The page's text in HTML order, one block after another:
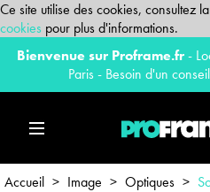
Ce site utilise des cookies, consultez la
cookies pour plus d'informations.
Bienvenue sur Proframe.fr-
Paris - Besoin d'un
Accueil > Image > Optiques >